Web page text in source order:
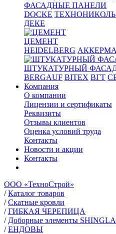
ФАСАДНЫЕ ПАНЕЛИ
DOCKE
ДЕКЕ
ЦЕМЕНТ
HEIDELBERG
ШТУКАТУРНЫЙ
BERGAUF BITEX ВГТ
Компания
О компании
Лицензии и сертификаты
Реквизиты
Отзывы клиентов
Оценка условий труда
Контакты
Новости и акции
Контакты
ООО «ТехноСтрой»
/ Каталог товаров
/ Скатные кровли
/ ГИБКАЯ ЧЕРЕПИЦА
/ Доборные элементы
/ ЕНДОВЫ